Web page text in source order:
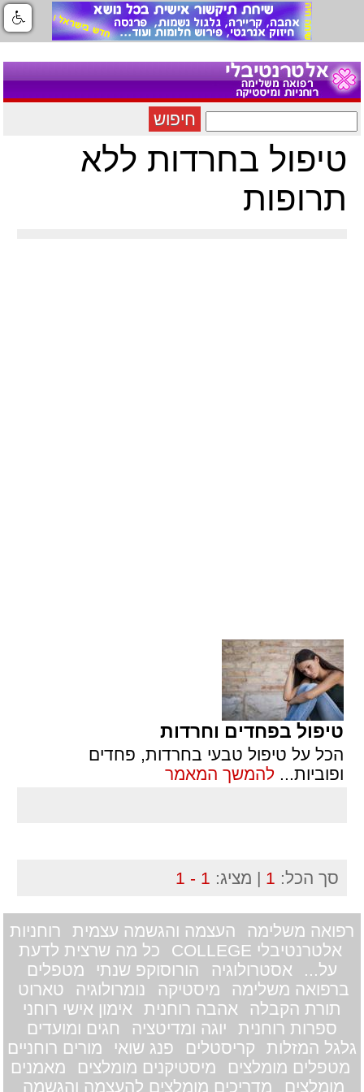
חיפוש
טיפול בחרדות ללא
תרופות
טיפול בפחדים וחרדות
הכל על טיפול טבעי בחרדות, פחדים
ופוביות... להמשך המאמר
סך הכל: 1 | מציג: 1 - 1
רפואה משלימה העצמה והגשמה עצמית
רוחניות
אלטרנטיבלי COLLEGE
כל מה שרצית לדעת
על...
אסטרולוגיה הורוסוקפ שנתי
מטפלים
ברפואה משלימה
מיסטיקה נומרולוגיה
טארוט
תורת הקבלה
אהבה רוחנית
אימון אישי רוחני
ספרות רוחנית
יוגה ומדיטציה
חגים ומועדים
גלגל המזלות
קריסטלים פנג שואי
מורים רוחניים
מטפלים מומלצים
מיסטיקנים מומלצים
מאמנים
מומלצים
מדריכים מומלצים להעצמה והגשמה